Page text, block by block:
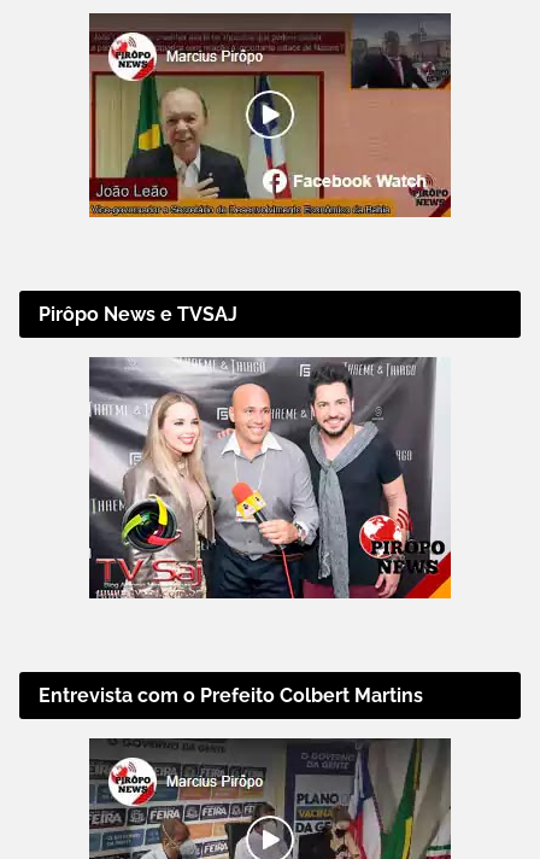
Pirôpo News e TVSAJ
Entrevista com o Prefeito Colbert Martins